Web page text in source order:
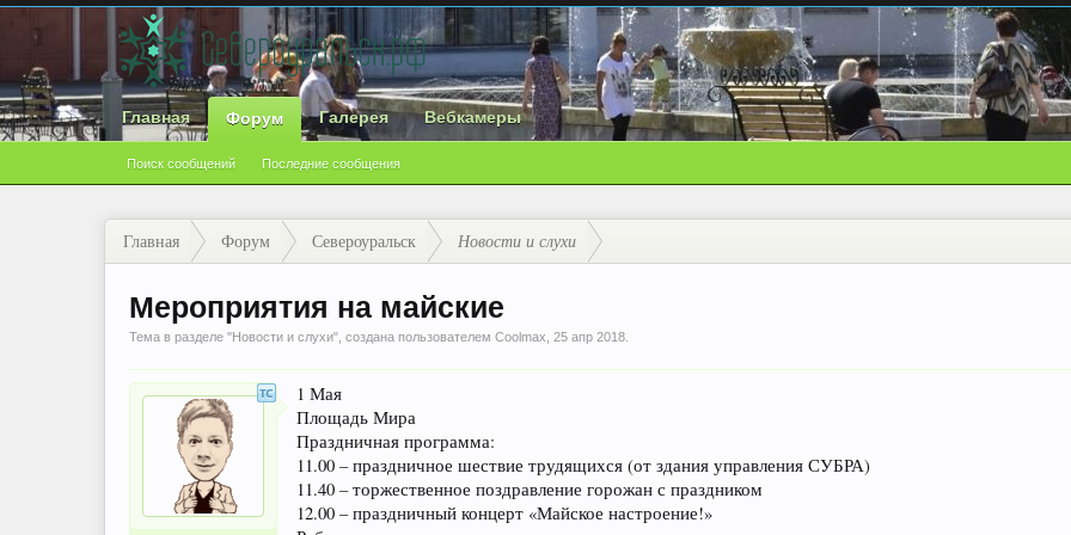
Главная Форум
Поиск сообщений Последние сообщения
Галерея Вебкамеры
Главная Форум Североуральск Новости и слухи
Мероприятия на майские
Тема в разделе "Новости и слухи", создана пользователем Coolmax 25 апр 2018
1 Мая
Площадь Мира
Праздничная программа:
11.00 – праздничное шествие трудящихся (от здания управления СУБРА)
11.40 – торжественное поздравление горожан с праздником
12.00 – праздничный концерт «Майское настроение!»